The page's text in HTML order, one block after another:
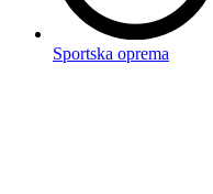
Sportska oprema